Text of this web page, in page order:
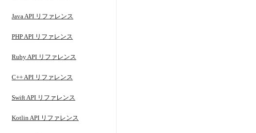
Java API リファレンス
PHP API リファレンス
Ruby API リファレンス
C++ API リファレンス
Swift API リファレンス
Kotlin API リファレンス